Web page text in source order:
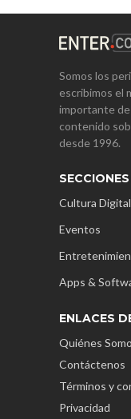
Somos los
escribimos el
importante de
contenido
desde 1996.
Cultura Digital
Eventos
Apps &
ENLACES
Quiénes
Contáctenos
Términos y
Privacidad